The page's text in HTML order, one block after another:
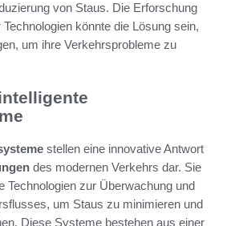
von Staus. Die Erforschung
könnte die Lösung sein,
um ihre Verkehrsprobleme zu
stellen eine innovative Antwort
des modernen Verkehrs dar. Sie
Technologien zur Überwachung und
um Staus zu minimieren und
Diese Systeme bestehen aus einer